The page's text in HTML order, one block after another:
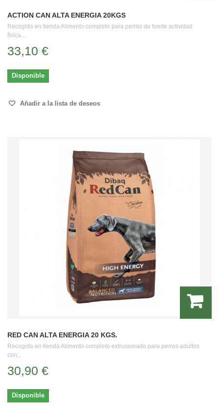
ACTION CAN ALTA ENERGIA 20KGS
Recogida en tienda Alimento completo para perros de fuerte actividad
física...
33,10 €
Disponible
Añadir a la lista de deseos
RED CAN ALTA ENERGIA 20 KGS.
Recogida en tienda Alimento completo extrusionado para perros adultos
con...
30,90 €
Disponible